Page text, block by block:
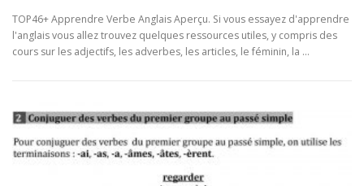
TOP46+ Apprendre Verbe Anglais Aperçu. Si vous essayez d'apprendre
l'anglais vous allez trouvez quelques ressources utiles, y compris des
cours sur les adjectifs, les adverbes, les articles, le féminin, la …